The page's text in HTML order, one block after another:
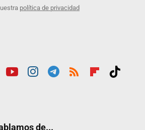
política de privacidad
de...